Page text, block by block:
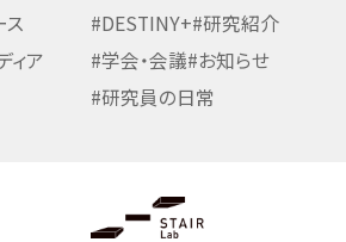
ス
ィア
#DESTINY+#研究紹介
#学会・会議#お知らせ
#研究員の日常